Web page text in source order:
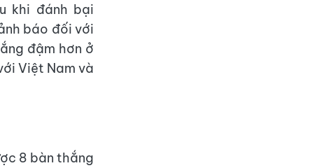
khi đánh bại
báo đối với
đậm hơn ở
Việt Nam và
8 bàn thắng